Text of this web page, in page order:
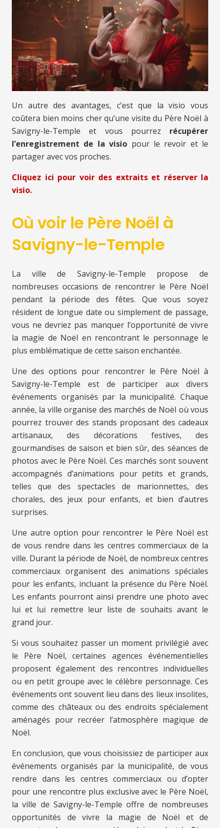
Un autre des avantages, c’est que la visio vous
coûtera bien moins cher qu’une visite du Père Noël à
Savigny-le-Temple et vous pourrez récupérer
l’enregistrement de la visio pour le revoir et le
partager avec vos proches.
Cliquez ici pour voir des extraits et réserver la
visio.
Où voir le Père Noël à
Savigny-le-Temple
La ville de Savigny-le-Temple propose de
nombreuses occasions de rencontrer le Père Noël
pendant la période des fêtes. Que vous soyez
résident de longue date ou simplement de passage,
vous ne devriez pas manquer l’opportunité de vivre
la magie de Noël en rencontrant le personnage le
plus emblématique de cette saison enchantée.
Une des options pour rencontrer le Père Noël à
Savigny-le-Temple est de participer aux divers
événements organisés par la municipalité. Chaque
année, la ville organise des marchés de Noël où vous
pourrez trouver des stands proposant des cadeaux
artisanaux, des décorations festives, des
gourmandises de saison et bien sûr, des séances de
photos avec le Père Noël. Ces marchés sont souvent
accompagnés d’animations pour petits et grands,
telles que des spectacles de marionnettes, des
chorales, des jeux pour enfants, et bien d’autres
surprises.
Une autre option pour rencontrer le Père Noël est
de vous rendre dans les centres commerciaux de la
ville. Durant la période de Noël, de nombreux centres
commerciaux organisent des animations spéciales
pour les enfants, incluant la présence du Père Noël.
Les enfants pourront ainsi prendre une photo avec
lui et lui remettre leur liste de souhaits avant le
grand jour.
Si vous souhaitez passer un moment privilégié avec
le Père Noël, certaines agences événementielles
proposent également des rencontres individuelles
ou en petit groupe avec le célèbre personnage. Ces
événements ont souvent lieu dans des lieux insolites,
comme des châteaux ou des endroits spécialement
aménagés pour recréer l’atmosphère magique de
Noël.
En conclusion, que vous choisissiez de participer aux
événements organisés par la municipalité, de vous
rendre dans les centres commerciaux ou d’opter
pour une rencontre plus exclusive avec le Père Noël,
la ville de Savigny-le-Temple offre de nombreuses
opportunités de vivre la magie de Noël et de